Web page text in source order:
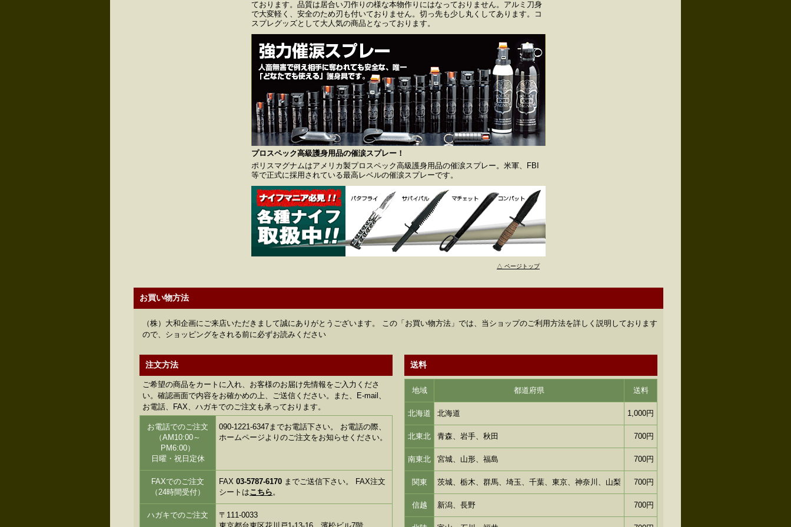
ております。品質は居合い刀作りの様な本物作りにはなっておりません。アルミ刀身
で大変軽く、安全のため刃も付いておりません。切っ先も少し丸くしてあります。コ
スプレグッズとして大人気の商品となっております。
プロスペック高級護身用品の催涙スプレー！
ポリスマグナムはアメリカ製プロスペック高級護身用品の催涙スプレー。米軍、FBI
等で正式に採用されている最高レベルの催涙スプレーです。
△ ページトップ
お買い物方法
（株）大和企画にご来店いただきまして誠にありがとうございます。 この「お買い物方法」では、当ショップのご利用方法を詳しく説明しております
ので、ショッピングをされる前に必ずお読みください
注文方法
ご希望の商品をカートに入れ、お客様のお届け先情報をご入力くださ
い。確認画面で内容をお確かめの上、ご送信ください。また、E-mail、
お電話、FAX、ハガキでのご注文も承っております。
お電話でのご注文
（AM10:00～
PM6:00）
日曜・祝日定休
090-1221-6347までお電話下さい。 お電話の際、
ホームページよりのご注文をお知らせください。
FAXでのご注文
（24時間受付）
FAX 03-5787-6170 までご送信下さい。 FAX注文
シートはこちら 。
ハガキでのご注文
〒111-0033
送料
地域 都道府県 送料
北海道 北海道 1,000円
北東北 青森、岩手、秋田 700円
南東北 宮城、山形、福島 700円
関東 茨城、栃木、群馬、埼玉、千葉、東京、神奈川、山梨 700円
信越 新潟、長野 700円